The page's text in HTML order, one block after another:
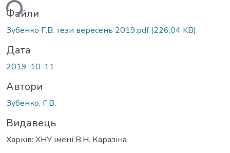
Файли
Зубенко Г.В. тези вересень 2019.pdf(226,04 KB)
Дата
2019-10-11
Автори
Зубенко, Г.В.
Видавець
Харків: ХНУ імені В.Н. Каразіна